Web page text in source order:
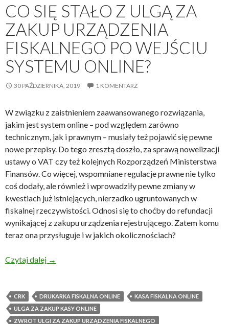
CO SIĘ STAŁO Z ULGĄ ZA
ZAKUP URZĄDZENIA
FISKALNEGO PO WEJŚCIU
SYSTEMU ONLINE?
30 PAŹDZIERNIKA, 2019 1 KOMENTARZ
W związku z zaistnieniem zaawansowanego rozwiązania,
jakim jest system online – pod względem zarówno
technicznym, jak i prawnym – musiały też pojawić się pewne
nowe przepisy. Do tego zresztą doszło, za sprawą nowelizacji
ustawy o VAT czy też kolejnych Rozporządzeń Ministerstwa
Finansów. Co więcej, wspomniane regulacje prawne nie tylko
coś dodały, ale również i wprowadziły pewne zmiany w
kwestiach już istniejących, nierzadko ugruntowanych w
fiskalnej rzeczywistości. Odnosi się to choćby do refundacji
wynikającej z zakupu urządzenia rejestrującego. Zatem komu
teraz ona przysługuje i w jakich okolicznościach?
Czytaj dalej Co się stało z ulgą za zakup urządzenia fiskalnego
→
CRK DRUKARKA FISKALNA ONLINE
KASA FISKALNA ONLINE
ULGA ZA ZAKUP KASY ONLINE
ZWROT ULGI ZA ZAKUP URZĄDZENIA FISKALNEGO